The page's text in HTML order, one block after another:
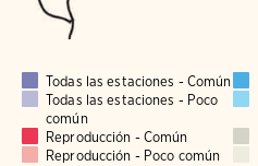
Todas las estaciones - Común
Todas las estaciones - Poco
común
Reproducción - Común
Reproducción - Poco común